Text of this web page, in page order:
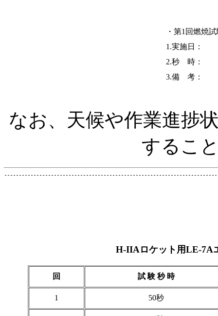
・第1回燃焼
1.実施日：
2.秒 時：
3.備 考：
なお、天候や作業進捗
するこ
H-IIAロケット用LE-7A
回 試 験 秒 時
1 50秒